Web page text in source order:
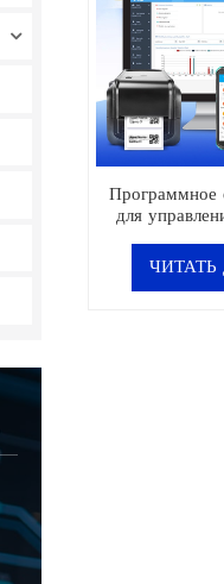
Программное
для
RFID.
«Все в